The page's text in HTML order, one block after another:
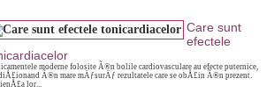
Care sunt
efectele
moderne folosite Ã®n bolile cardiovasculare au efecte puternice,
Ã®n mare mÄƒsurÄƒ rezultatele care se obÅ£in Ã®n prezent.
lor...